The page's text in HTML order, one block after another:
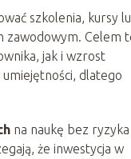
szkolenia, kursy
zawodowym. Celem
jak i wzrost
dlatego
na naukę bez ryzyka
że inwestycja w